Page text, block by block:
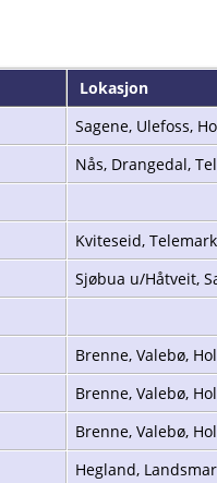
Lokasjon
Sagene, Ulefoss,
Nås, Drangedal,
Kviteseid, Telemark
Sjøbua u/Håtveit,
Brenne, Valebø,
Brenne, Valebø,
Brenne, Valebø,
Hegland,